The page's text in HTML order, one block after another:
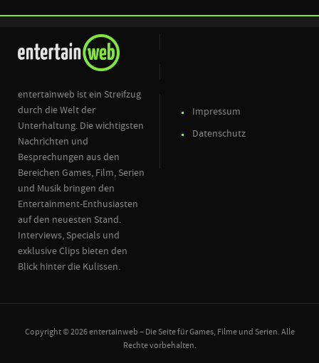
entertainweb ist ein Streifzug
durch die Welt der
Unterhaltung. Die wichtigsten
Nachrichten und
Besprechungen aus den
Bereichen Games, Film, Serien
und Musik bringen den
Entertainment-Enthusiasten
auf den neuesten Stand.
Interviews, Specials und
exklusive Clips bieten den
Blick hinter die Kulissen.
Impressum
Datenschutz
Copyright © 2026 entertainweb – Die Seite für Games, Filme und Serien. Alle
Rechte vorbehalten.